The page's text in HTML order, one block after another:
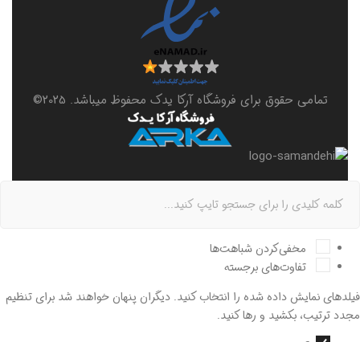
تمامی حقوق برای فروشگاه آرکا یدک محفوظ میباشد. 2025©
مخفی‌کردن شباهت‌ها
تفاوت‌های برجسته
فیلدهای نمایش داده شده را انتخاب کنید. دیگران پنهان خواهند شد برای تنظیم
مجدد ترتیب، بکشید و رها کنید.